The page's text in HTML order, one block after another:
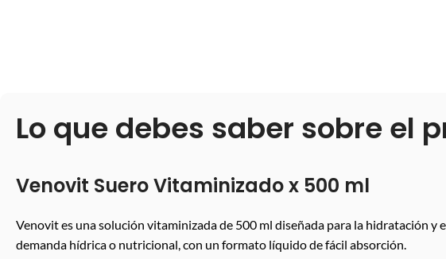
Lo que debes saber sobre el
Venovit Suero Vitaminizado x 500 ml
Venovit es una solución vitaminizada de 500 ml diseñada para la hidratación
demanda hídrica o nutricional, con un formato líquido de fácil absorción.